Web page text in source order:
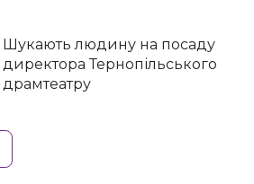
Шукають людину на посаду
директора Тернопільського
драмтеатру